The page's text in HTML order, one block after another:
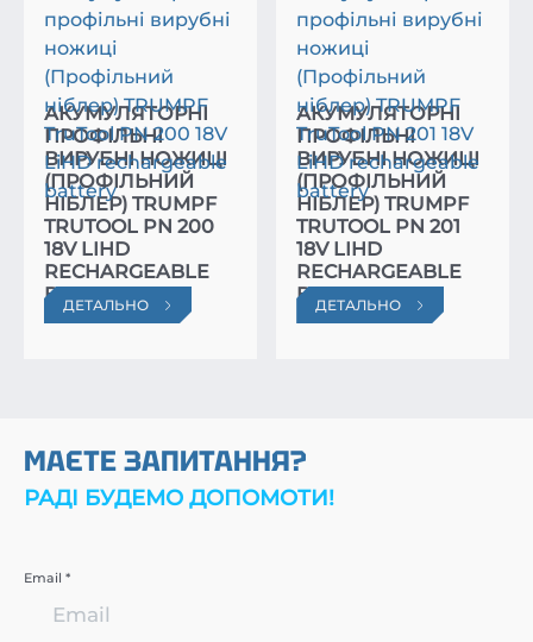
АКУМУЛЯТОРНІ
ПРОФІЛЬНІ
ВИРУБНІ НОЖИЦІ
(ПРОФІЛЬНИЙ
НІБЛЕР) TRUMPF
TRUTOOL PN 200
18V LIHD
RECHARGEABLE
BATTERY
ДЕТАЛЬНО
АКУМУЛЯТОРНІ
ПРОФІЛЬНІ
ВИРУБНІ НОЖИЦІ
(ПРОФІЛЬНИЙ
НІБЛЕР) TRUMPF
TRUTOOL PN 201
18V LIHD
RECHARGEABLE
BATTERY
ДЕТАЛЬНО
МАЄТЕ ЗАПИТАННЯ?
РАДІ БУДЕМО ДОПОМОТИ!
Email *